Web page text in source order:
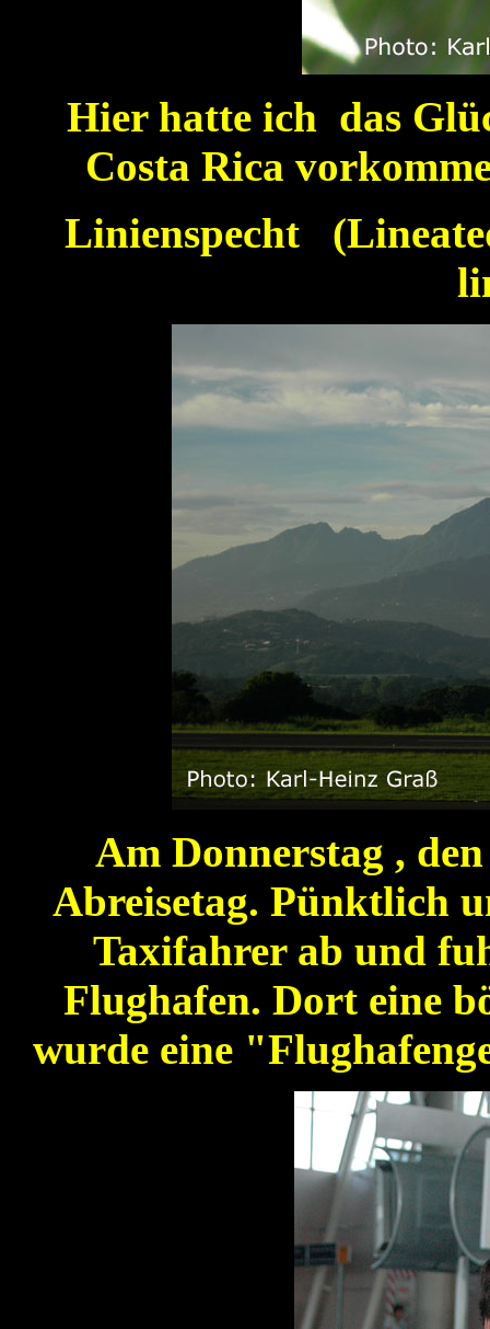
Hier hatte ich das
Costa Rica
Linienspecht
Am Donnerstag ,
Abreisetag. Pünktlich
Taxifahrer ab und
Flughafen. Dort eine
wurde eine